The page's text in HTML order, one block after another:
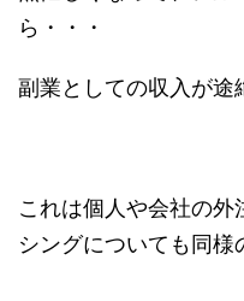
ら・・・
副業としての収入が途
これは個人や会社の
シングについても同様